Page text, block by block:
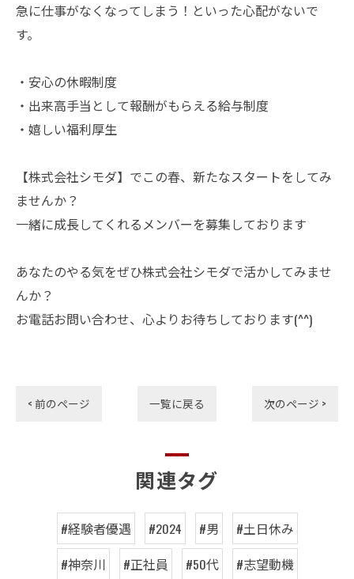
急に仕事がなくなってしまう！といった心配がないで
す。
・安心の休暇制度
・出来高手当として報酬がもらえる給与制度
・嬉しい福利厚生
【株式会社シモダ】でこの春、新たなスタートをしてみ
ませんか？
一緒に成長してくれるメンバーを募集しております
あなたのやる気をぜひ株式会社シモダで活かしてみませ
んか？
お電話お問い合わせ、心よりお待ちしております(^^)
< 前のページ 一覧に戻る 次のページ >
関連タグ
#経験者優遇 #2024 #男
#土日休み
#神奈川
#正社員 #50代 #志望動機